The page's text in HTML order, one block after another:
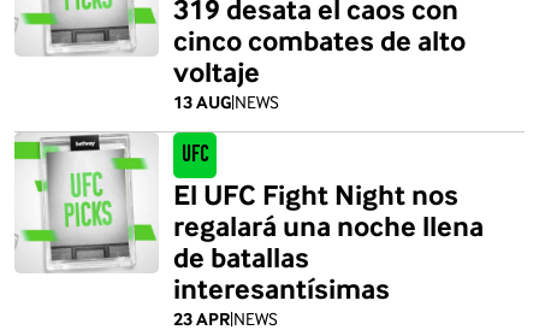
13 AUG|NEWS
319 desata el caos con
cinco combates de alto
voltaje
UFC
23 APR|NEWS
El UFC Fight Night nos
regalará una noche llena
de batallas
interesantísimas